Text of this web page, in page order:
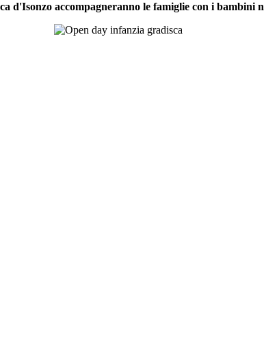
d'Isonzo accompagneranno le famiglie con i bambini